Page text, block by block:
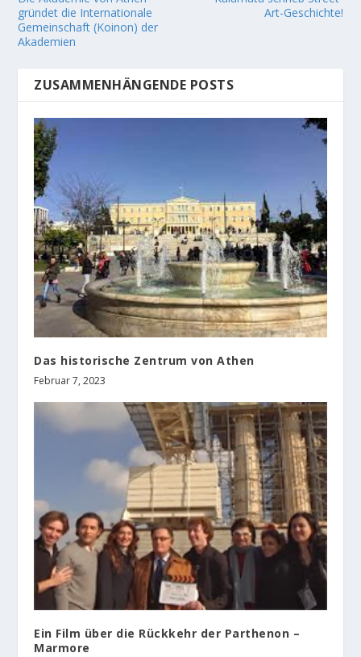
gründet die Internationale
Gemeinschaft (Koinon) der
Akademien
Art-Geschichte!
ZUSAMMENHÄNGENDE POSTS
Das historische Zentrum von Athen
Februar 7, 2023
Ein Film über die Rückkehr der Parthenon –
Marmore